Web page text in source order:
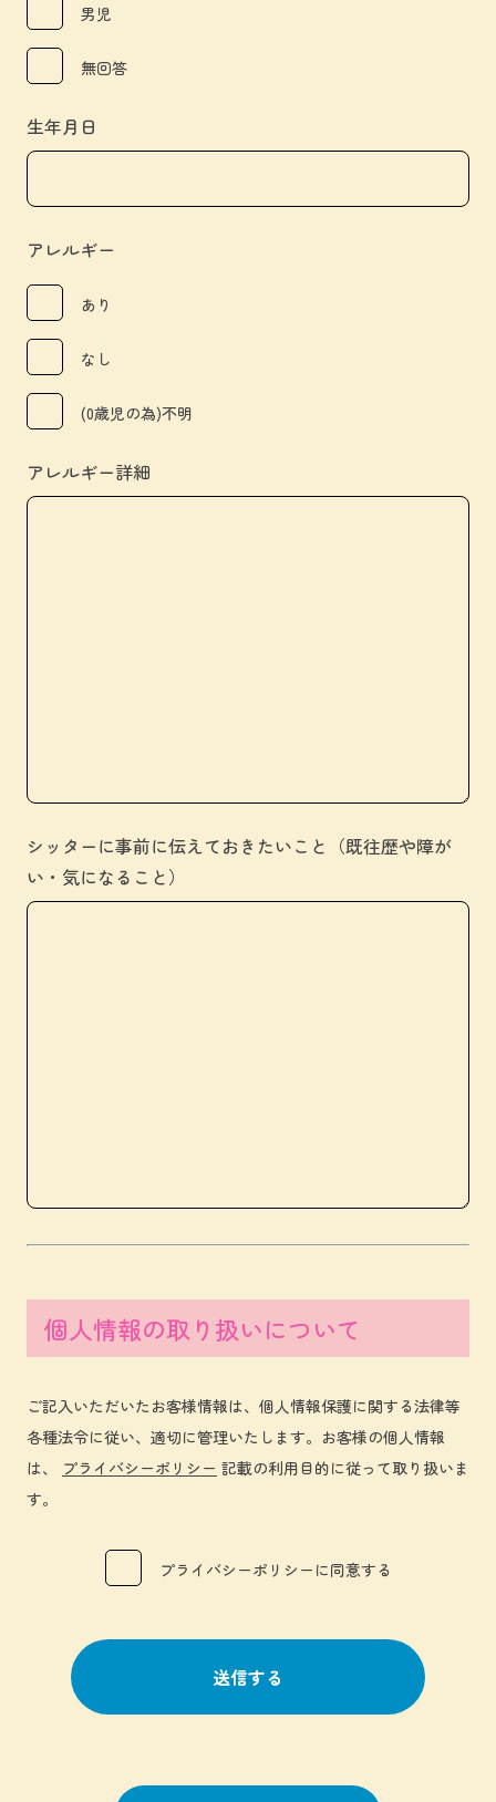
男児
無回答
生年月日
アレルギー
あり
なし
(0歳児の為)不明
アレルギー詳細
シッターに事前に伝えておきたいこと（既往歴や障が
い・気になること）
個人情報の取り扱いについて
ご記入いただいたお客様情報は、個人情報保護に関する法律等
各種法令に従い、適切に管理いたします。お客様の個人情報
は、 プライバシーポリシー 記載の利用目的に従って取り扱いま
す。
プライバシーポリシーに同意する